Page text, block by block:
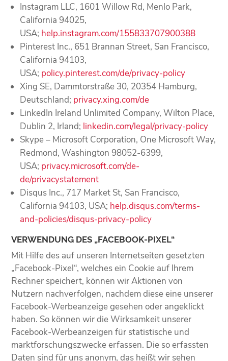
Instagram LLC, 1601 Willow Rd, Menlo Park,
California 94025,
USA; help.instagram.com/155833707900388
Pinterest Inc., 651 Brannan Street, San Francisco,
California 94103,
USA; policy.pinterest.com/de/privacy-policy
Xing SE, Dammtorstraße 30, 20354 Hamburg,
Deutschland; privacy.xing.com/de
LinkedIn Ireland Unlimited Company, Wilton Place,
Dublin 2, Irland; linkedin.com/legal/privacy-policy
Skype – Microsoft Corporation, One Microsoft Way,
Redmond, Washington 98052-6399,
USA; privacy.microsoft.com/de-
de/privacystatement
Disqus Inc., 717 Market St, San Francisco,
California 94103, USA; help.disqus.com/terms-
and-policies/disqus-privacy-policy
VERWENDUNG DES „FACEBOOK-PIXEL“
Mit Hilfe des auf unseren Internetseiten gesetzten
„Facebook-Pixel“, welches ein Cookie auf Ihrem
Rechner speichert, können wir Aktionen von
Nutzern nachverfolgen, nachdem diese eine unserer
Facebook-Werbeanzeige gesehen oder angeklickt
haben. So können wir die Wirksamkeit unserer
Facebook-Werbeanzeigen für statistische und
marktforschungszwecke erfassen. Die so erfassten
Daten sind für uns anonym, das heißt wir sehen